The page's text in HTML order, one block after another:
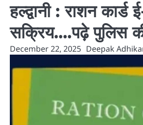
हल्द्वानी : राशन
सक्रिय….पढ़े पुलिस
December 22, 2025 Deepak